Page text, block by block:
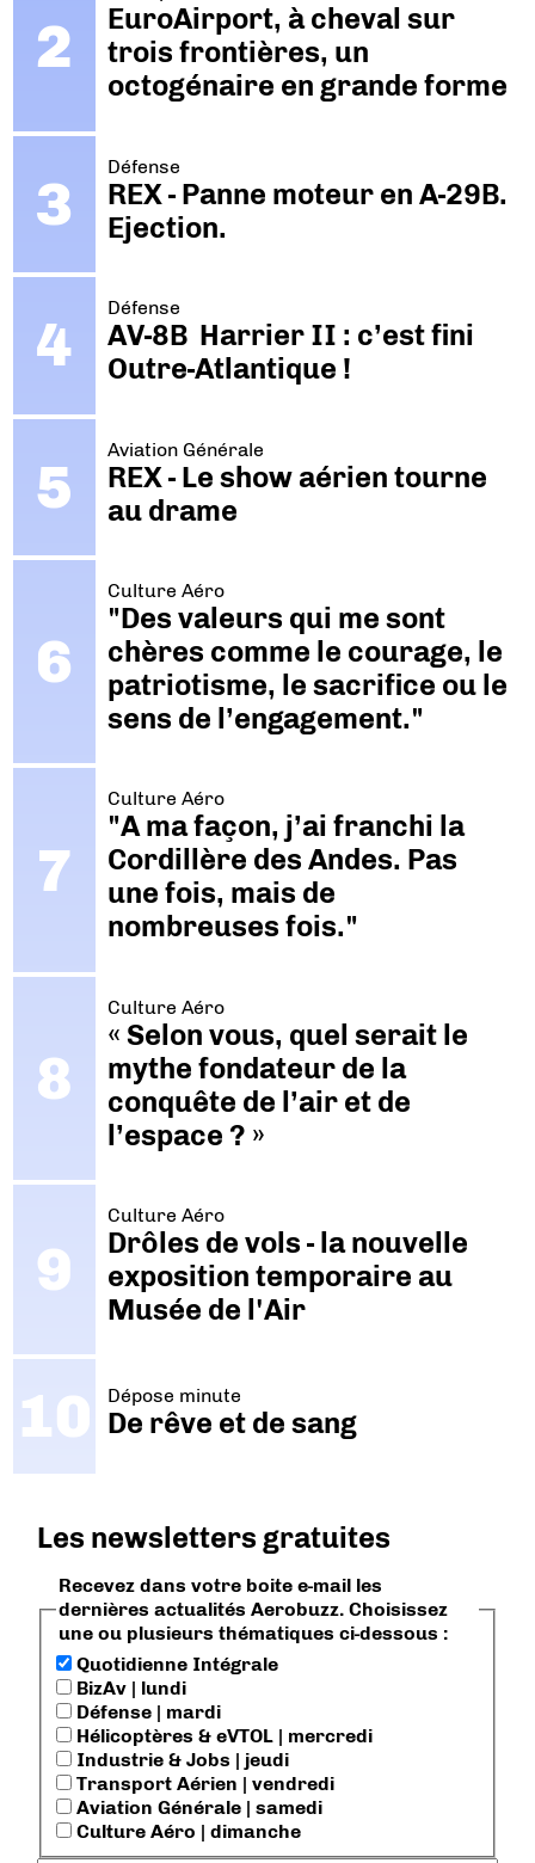
EuroAirport, à cheval sur
trois frontières, un
octogénaire en grande forme
Défense
REX - Panne moteur en A-29B.
Ejection.
Défense
AV-8B Harrier II : c’est fini
Outre-Atlantique !
Aviation Générale
REX - Le show aérien tourne
au drame
Culture Aéro
"Des valeurs qui me sont
chères comme le courage, le
patriotisme, le sacrifice ou le
sens de l’engagement."
Culture Aéro
"A ma façon, j’ai franchi la
Cordillère des Andes. Pas
une fois, mais de
nombreuses fois."
Culture Aéro
« Selon vous, quel serait le
mythe fondateur de la
conquête de l’air et de
l’espace ? »
Culture Aéro
Drôles de vols - la nouvelle
exposition temporaire au
Musée de l'Air
Dépose minute
De rêve et de sang
Les newsletters gratuites
Recevez dans votre boite e-mail les
dernières actualités Aerobuzz. Choisissez
une ou plusieurs thématiques ci-dessous :
Quotidienne Intégrale
BizAv | lundi
Défense | mardi
Hélicoptères & eVTOL | mercredi
Industrie & Jobs | jeudi
Transport Aérien | vendredi
Aviation Générale | samedi
Culture Aéro | dimanche